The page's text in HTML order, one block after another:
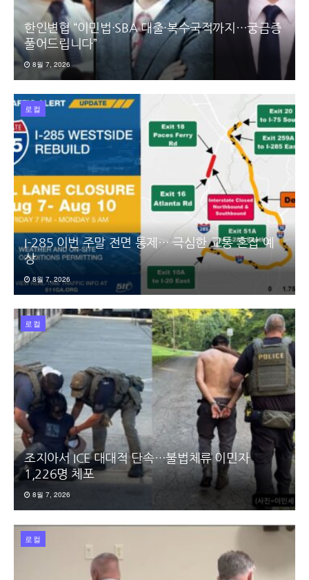
한인변협 “이민법·SBA 대출·복수국적까지…궁금증
풀어드립니다”
8월 7, 2026
로컬
I-285 이번 주말 전면 통제… 극심한 교통 혼잡 예
상
8월 7, 2026
로컬
조지아서 ICE 대대적 단속…불법체류 이민자
1,226명 체포
8월 7, 2026
로컬